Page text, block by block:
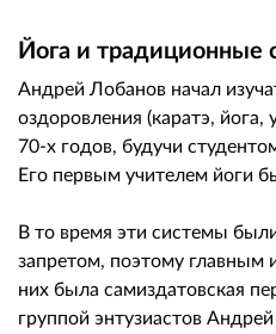
Йога и традиционные
Андрей Лобанов начал
оздоровления (каратэ, йога,
70-х годов, будучи
Его первым учителем йоги
В то время эти системы
запретом, поэтому
них была самиздатовская
группой энтузиастов